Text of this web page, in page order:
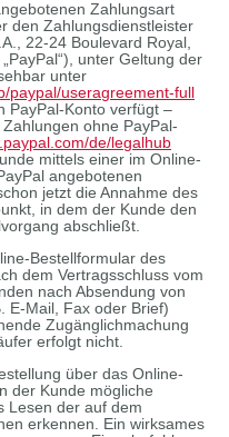
Zahlungsart
den Zahlungsdienstleister
22-24 Boulevard Royal,
unter Geltung der
unter
/paypal /useragreement-full
PayPal-Konto verfügt –
ohne PayPal-
/de/legalhub
mittels einer im Online-
angebotenen
jetzt die Annahme des
in dem der Kunde den
abschließt.
Bestellformular des
dem Vertragsschluss vom
nach Absendung von
E-Mail, Fax oder Brief)
Zugänglichmachung
erfolgt nicht.
über das Online-
der Kunde mögliche
Lesen der auf dem
erkennen. Ein wirksames